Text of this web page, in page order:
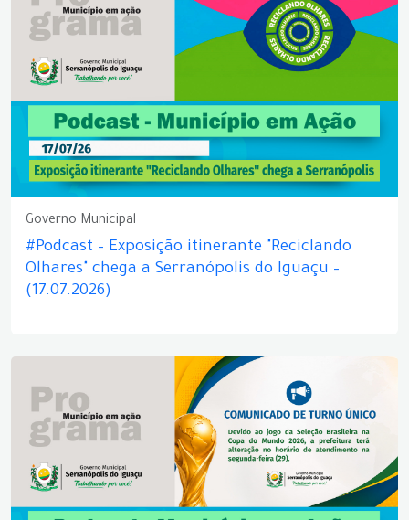
Governo Municipal
#Podcast – Exposição itinerante "Reciclando
Olhares" chega a Serranópolis do Iguaçu –
(17.07.2026)